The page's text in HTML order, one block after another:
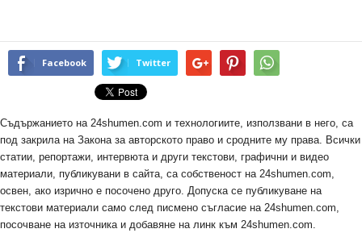
Facebook Twitter
Съдържанието на 24shumen.com и технологиите, използвани в него, са
под закрила на Закона за авторското право и сродните му права. Всички
статии, репортажи, интервюта и други текстови, графични и видео
материали, публикувани в сайта, са собственост на 24shumen.com,
освен, ако изрично е посочено друго. Допуска се публикуване на
текстови материали само след писмено съгласие на 24shumen.com,
посочване на източника и добавяне на линк към 24shumen.com.